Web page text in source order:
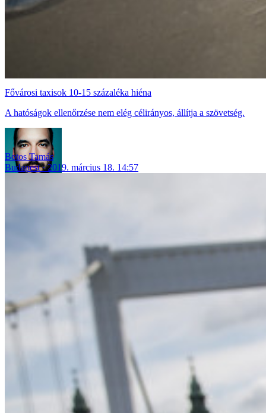
Fővárosi taxisok 10-15 százaléka hiéna
A hatóságok ellenőrzése nem elég célirányos, állítja a szövetség.
Botos Tamás
Budapest
2019. március 18. 14:57